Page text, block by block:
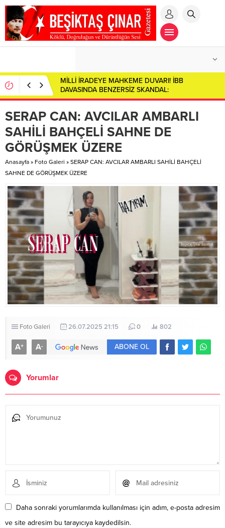
MİLLİ İRADEYE MAHKEME DUVARI! İBB
DAVASINDA BENZERSİZ SKANDAL:
CUMHURBAŞKANI ADAYI İMAMOĞLU SALONDAN
SERAP CAN: AVCILAR AMBARLI
SAHİLİ BAHÇELİ SAHNE DE
GÖRÜŞMEK ÜZERE
Anasayfa » Foto Galeri » SERAP CAN: AVCILAR AMBARLI SAHİLİ BAHÇELİ
SAHNE DE GÖRÜŞMEK ÜZERE
Foto Galeri 26.07.2025 21:15 0 802
A+ A- ABONE OL
Yorumlar
Daha sonraki yorumlarımda kullanılması için adım, e-posta adresim
ve site adresim bu tarayıcıya kaydedilsin.